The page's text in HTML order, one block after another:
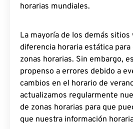
horarias mundiales.
La mayoría de los demás
diferencia horaria estática
zonas horarias. Sin embargo,
propenso a errores debido a
cambios en el horario de
actualizamos regularmente
de zonas horarias para que
que nuestra información